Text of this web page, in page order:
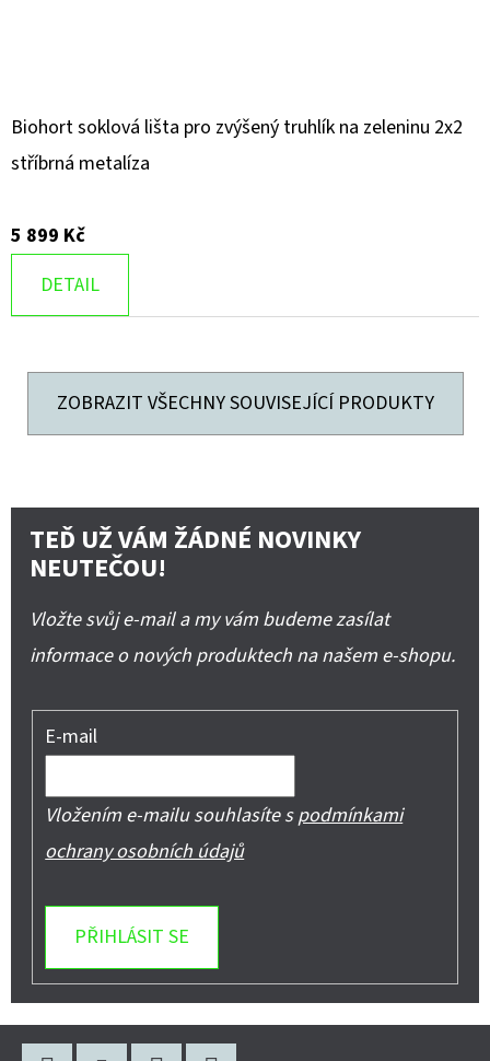
Biohort soklová lišta pro zvýšený truhlík na zeleninu 2x2
stříbrná metalíza
5 899 Kč
DETAIL
ZOBRAZIT VŠECHNY SOUVISEJÍCÍ PRODUKTY
TEĎ UŽ VÁM ŽÁDNÉ NOVINKY
NEUTEČOU!
Vložte svůj e-mail a my vám budeme zasílat
informace o nových produktech na našem e-shopu.
E-mail
Vložením e-mailu souhlasíte spodmínkami
ochrany osobních údajů
PŘIHLÁSIT SE